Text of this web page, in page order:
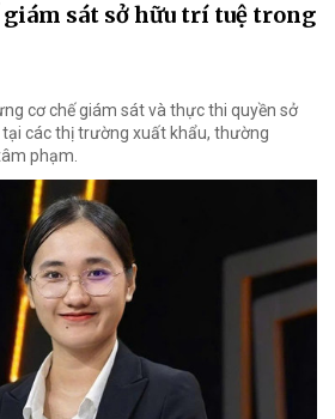
giám sát sở hữu trí tuệ trong
cơ chế giám sát và thực thi quyền sở
các thị trường xuất khẩu, thường
phạm.